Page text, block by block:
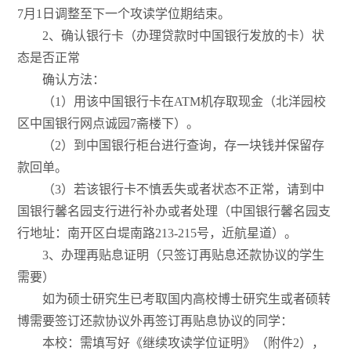
7月1日调整至下一个攻读学位期结束。
2、确认银行卡（办理贷款时中国银行发放的卡）状
态是否正常
确认方法：
（1）用该中国银行卡在ATM机存取现金（北洋园校
区中国银行网点诚园7斋楼下）。
（2）到中国银行柜台进行查询，存一块钱并保留存
款回单。
（3）若该银行卡不慎丢失或者状态不正常，请到中
国银行馨名园支行进行补办或者处理（中国银行馨名园支
行地址：南开区白堤南路213-215号，近航星道）。
3、办理再贴息证明（只签订再贴息还款协议的学生
需要）
如为硕士研究生已考取国内高校博士研究生或者硕转
博需要签订还款协议外再签订再贴息协议的同学：
本校：需填写好《继续攻读学位证明》（附件2），